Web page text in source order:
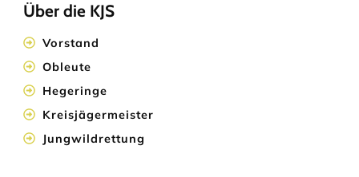
Über die KJS
Vorstand
Obleute
Hegeringe
Kreisjägermeister
Jungwildrettung